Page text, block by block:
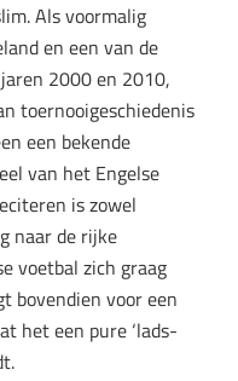
Als voormalig
en een van de
2000 en 2010,
toernooigeschiedenis
een bekende
van het Engelse
is zowel
naar de rijke
voetbal zich graag
bovendien voor een
het een pure ‘lads-